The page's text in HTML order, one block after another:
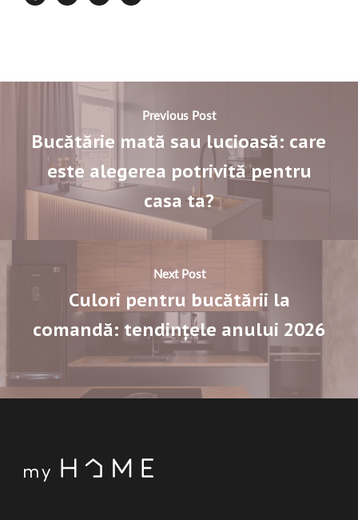
Previous Post
Bucătărie mată sau lucioasă: care
este alegerea potrivită pentru
casa ta?
Next Post
Culori pentru bucătării la
comandă: tendințele anului 2026